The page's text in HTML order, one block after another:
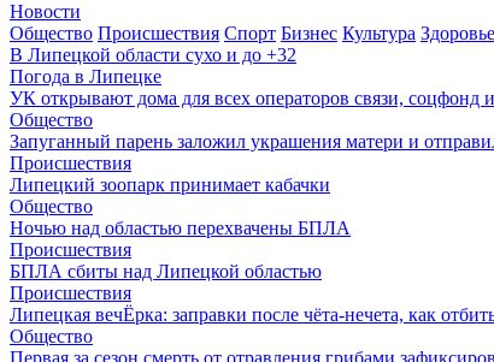
Новости
Общество Происшествия Спорт Бизнес Культура Здоровье
В Липецкой области сухо и до +32
Погода в Липецке
УК открывают дома для всех операторов связи, соцфонд
Общество
Запуганный парень заложил украшения матери и
Происшествия
Липецкий зоопарк принимает кабачки
Общество
Ночью над областью перехвачены БПЛА
Происшествия
БПЛА сбиты над Липецкой областью
Происшествия
Липецкая вечЁрка: заправки после чёта-нечета, как
Общество
Первая за сезон смерть от отравления грибами